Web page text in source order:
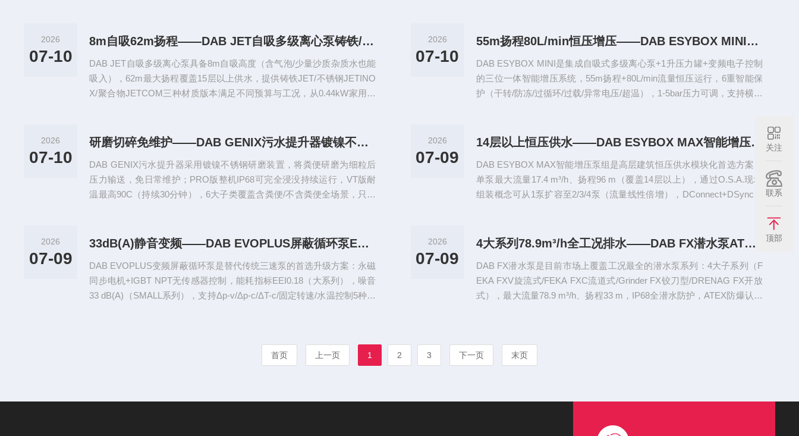
2026
07-10
8m自吸62m扬程——DAB JET自吸多级离心泵铸铁/不锈钢/聚合物三版本任选
DAB JET自吸多级离心泵具备8m自吸高度（含气泡/少量沙质杂质水也能
吸入），62m最大扬程覆盖15层以上供水，提供铸铁JET/不锈钢JETINO
X/聚合物JETCOM三种材质版本满足不同预算与工况，从0.44kW家用小
2026
07-10
55m扬程80L/min恒压增压——DAB ESYBOX MINI家用变频增压泵
DAB ESYBOX MINI是集成自吸式多级离心泵+1升压力罐+变频电子控制
的三位一体智能增压系统，55m扬程+80L/min流量恒压运行，6重智能保
护（干转/防冻/过循环/过载/异常电压/超温），1-5bar压力可调，支持横向
2026
07-10
研磨切碎免维护——DAB GENIX污水提升器镀镍不锈钢刀片IP68可全浸没
DAB GENIX污水提升器采用镀镍不锈钢研磨装置，将粪便研磨为细粒后
压力输送，免日常维护；PRO版整机IP68可完全浸没持续运行，VT版耐
温最高90C（持续30分钟），6大子类覆盖含粪便/不含粪便全场景，只需
2026
07-09
14层以上恒压供水——DAB ESYBOX MAX智能增压泵组1~4泵模块化扩容
DAB ESYBOX MAX智能增压泵组是高层建筑恒压供水模块化首选方案：
单泵最大流量17.4 m³/h、扬程96 m（覆盖14层以上），通过O.S.A.现场
组装概念可从1泵扩容至2/3/4泵（流量线性倍增），DConnect+DSync智
2026
07-09
33dB(A)静音变频——DAB EVOPLUS屏蔽循环泵EEI≤0.18替代三
DAB EVOPLUS变频屏蔽循环泵是替代传统三速泵的首选升级方案：永磁
同步电机+IGBT NPT无传感器控制，能耗指标EEI0.18（大系列），噪音
33 dB(A)（SMALL系列），支持Δp-v/Δp-c/ΔT-c/固定转速/水温控制5种运
2026
07-09
4大系列78.9m³/h全工况排水——DAB FX潜水泵ATEX防爆认证
DAB FX潜水泵是目前市场上覆盖工况最全的潜水泵系列：4大子系列（F
EKA FXV旋流式/FEKA FXC流道式/Grinder FX铰刀型/DRENAG FX开放
式），最大流量78.9 m³/h、扬程33 m，IP68全潜水防护，ATEX防爆认证
首页 上一页 1 2 3 下一页 末页
关注
联系
顶部